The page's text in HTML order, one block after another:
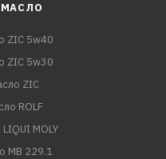
ZIC 5w40
ZIC 5w30
ZIC
ROLF
MOLY
MB 229.1